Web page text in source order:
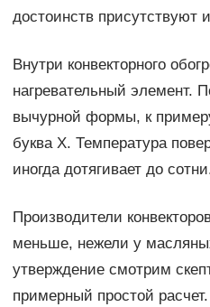
достоинств присутствуют
Внутри конвекторного
нагревательный элемент.
вычурной формы, к
буква Х. Температура
иногда дотягивает до
Производители
меньше, нежели у
утверждение смотрим
примерный простой расчет.